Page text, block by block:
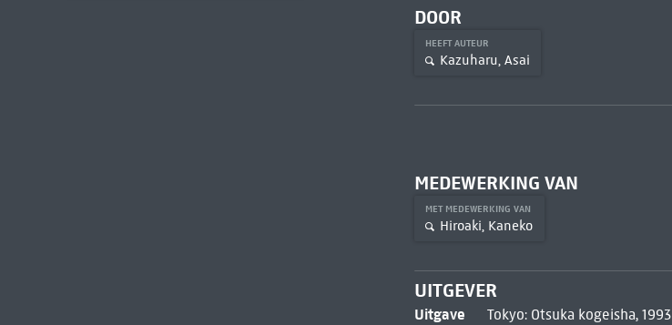
DOOR
HEEFT AUTEUR
Kazuharu, Asai
MEDEWERKING VAN
MET MEDEWERKING VAN
Hiroaki, Kaneko
UITGEVER
Uitgave Tokyo: Otsuka kogeisha, 1993